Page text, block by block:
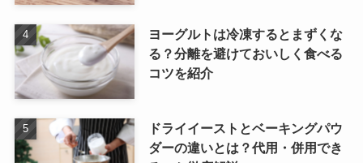
ヨーグルトは冷凍するとまずくな
る？分離を避けておいしく食べる
コツを紹介
ドライイーストとベーキングパウ
ダーの違いとは？代用・併用でき